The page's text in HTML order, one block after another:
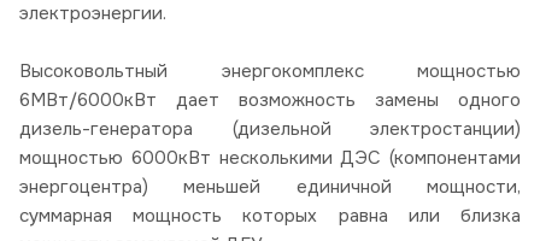
электроэнергии.
Высоковольтный энергокомплекс мощностью
6МВт/6000кВт дает возможность замены одного
дизель-генератора (дизельной электростанции)
мощностью 6000кВт несколькими ДЭС (компонентами
энергоцентра) меньшей единичной мощности,
суммарная мощность которых равна или близка